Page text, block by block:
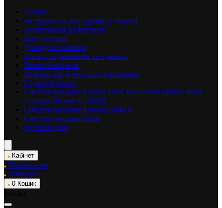
Всюди
Інструменти для грумінгу тварин
Будівельний інструмент
Дім та кухня
Догляд за газоном
Догляд за деревами та кущами
Запасні частини
Ножиці для рукоділля та вишивки
Садовий полив
Система насадок Fiskars OneClick - Нові ручки, Нові
насадки (Новинка 2026)
Система насадок Fiskars QuikFit
Система насадок Solid
Ґрунт та двір
Кабінет
Порівняння
Закладки
0 Кошик